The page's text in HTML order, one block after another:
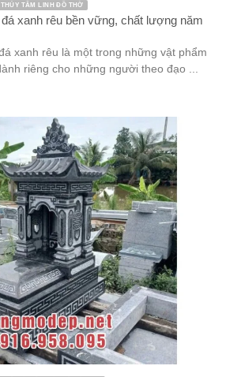
TÂM LINH ĐỒ THỜ
xanh rêu bền vững, chất lượng năm
xanh rêu là một trong những vật phẩm
riêng cho những người theo đạo ...